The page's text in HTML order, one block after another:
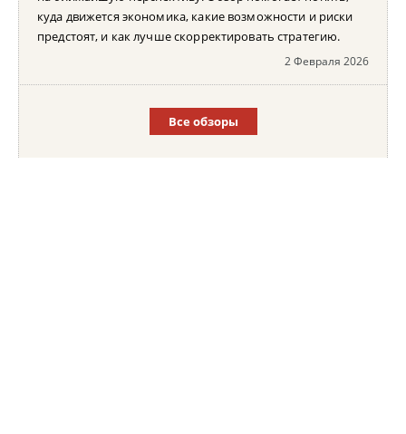
куда движется экономика, какие возможности и риски
предстоят, и как лучше скорректировать стратегию.
2 Февраля 2026
Все обзоры